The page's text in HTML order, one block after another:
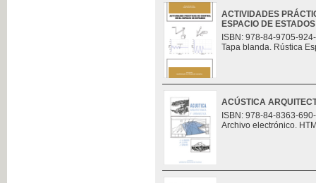
ACTIVIDADES
ESPACIO DE ESTADOS
ISBN: 978-84-9705-
Tapa blanda. Rústica
ACÚSTICA
ISBN: 978-84-8363-
Archivo electrónico.